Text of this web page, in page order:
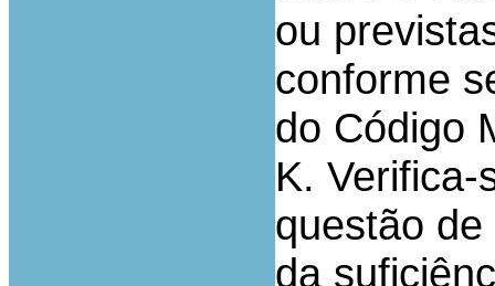
ou
conforme
do Código
K.
questão
da